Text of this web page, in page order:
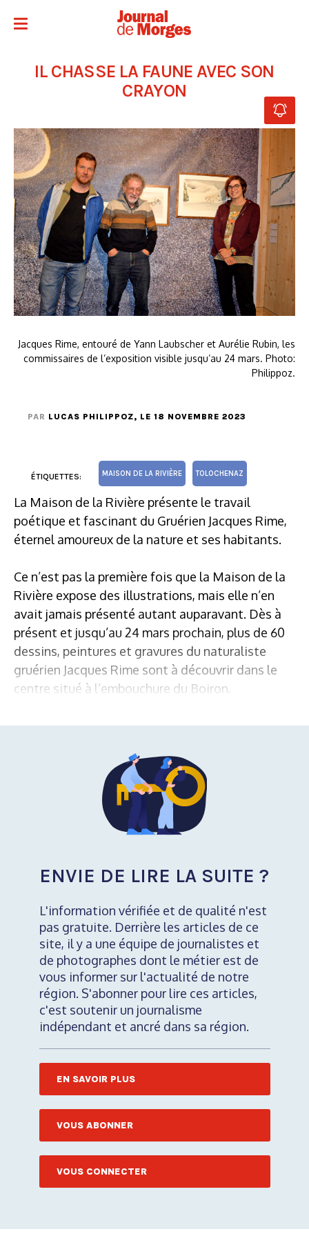
IL CHASSE LA FAUNE AVEC SON
CRAYON
Jacques Rime, entouré de Yann Laubscher et Aurélie Rubin, les
commissaires de l’exposition visible jusqu’au 24 mars. Photo:
Philippoz.
PAR LUCAS PHILIPPOZ, LE 18 NOVEMBRE 2023
ÉTIQUETTES: MAISON DE LA RIVIÈRE TOLOCHENAZ
La Maison de la Rivière présente le travail
poétique et fascinant du Gruérien Jacques Rime,
éternel amoureux de la nature et ses habitants.
Ce n’est pas la première fois que la Maison de la
Rivière expose des illustrations, mais elle n’en
avait jamais présenté autant auparavant. Dès à
présent et jusqu’au 24 mars prochain, plus de 60
dessins, peintures et gravures du naturaliste
gruérien Jacques Rime sont à découvrir dans le
centre situé à l’embouchure du Boiron.
ENVIE DE LIRE LA SUITE ?
L'information vérifiée et de qualité n'est
pas gratuite. Derrière les articles de ce
site, il y a une équipe de journalistes et
de photographes dont le métier est de
vous informer sur l'actualité de notre
région. S'abonner pour lire ces articles,
c'est soutenir un journalisme
indépendant et ancré dans sa région.
EN SAVOIR PLUS
VOUS ABONNER
VOUS CONNECTER